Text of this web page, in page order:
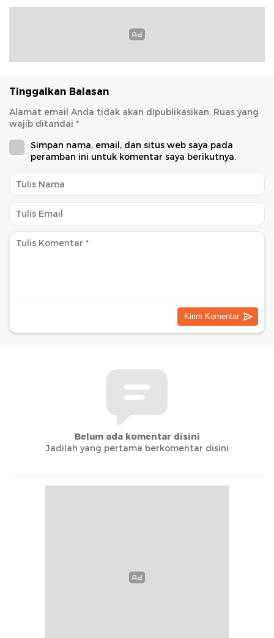
Tinggalkan Balasan
Alamat email Anda tidak akan dipublikasikan. Ruas yang
wajib ditandai *
Simpan nama, email, dan situs web saya pada
peramban ini untuk komentar saya berikutnya.
Belum ada komentar disini
Jadilah yang pertama berkomentar disini